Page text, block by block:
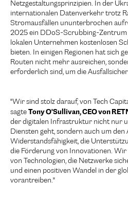
Netzgestaltungsprinzipien. In der
internationalen Datenverkehr trotz
Stromausfällen ununterbrochen
2025 ein DDoS-Scrubbing-Zentrum
lokalen Unternehmen kostenlosen
bieten. In einigen Regionen hat sich
Routen nicht mehr ausreichen,
erforderlich sind, um die
"Wir sind stolz darauf, von Tech
sagte Tony O'Sullivan, CEO von
der digitalen Infrastruktur nicht nur
Diensten geht, sondern auch um
Widerstandsfähigkeit, die
die Förderung von Innovationen.
von Technologien, die Netzwerke
und einen positiven Wandel in der
vorantreiben."